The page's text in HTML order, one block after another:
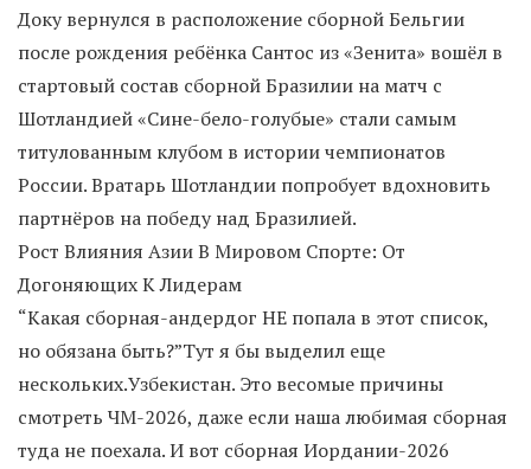
Доку вернулся в расположение сборной Бельгии
после рождения ребёнка Сантос из «Зенита» вошёл в
стартовый состав сборной Бразилии на матч с
Шотландией «Сине-бело-голубые» стали самым
титулованным клубом в истории чемпионатов
России. Вратарь Шотландии попробует вдохновить
партнёров на победу над Бразилией.
Рост Влияния Азии В Мировом Спорте: От
Догоняющих К Лидерам
“Какая сборная-андердог НЕ попала в этот список,
но обязана быть?”Тут я бы выделил еще
нескольких.Узбекистан. Это весомые причины
смотреть ЧМ-2026, даже если наша любимая сборная
туда не поехала. И вот сборная Иордании-2026